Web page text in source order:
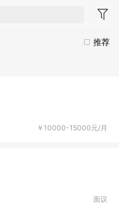
推荐
￥10000-15000元/月
面议